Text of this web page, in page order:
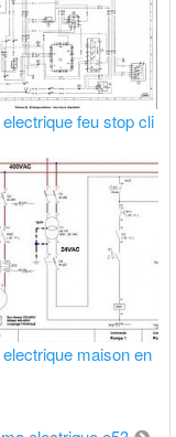
feu stop cli
maison en